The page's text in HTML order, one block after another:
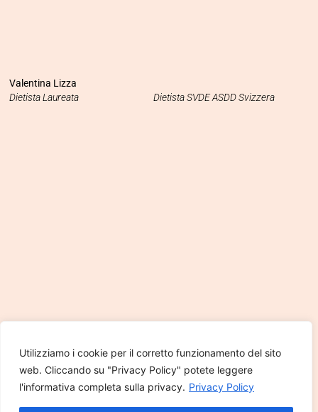
Utilizziamo i cookie per il corretto funzionamento del sito
web. Cliccando su "Privacy Policy" potete leggere
l'informativa completa sulla privacy. Privacy Policy
Valentina Lizza
Dietista Laureata
Dietista SVDE ASDD Svizzera